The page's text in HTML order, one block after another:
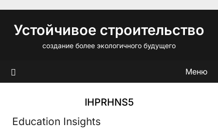
содержимому
Устойчивое строительство
создание более экологичного будущего
Меню
IHPRHNS5
Education Insights